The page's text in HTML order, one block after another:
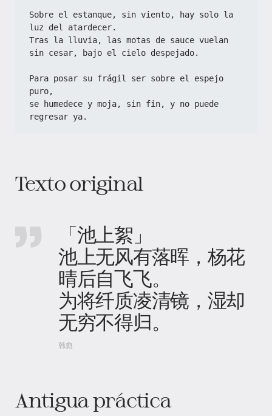
Sobre el estanque, sin viento, hay solo la
luz del atardecer.
Tras la lluvia, las motas de sauce vuelan
sin cesar, bajo el cielo despejado.
Para posar su frágil ser sobre el espejo
puro,
se humedece y moja, sin fin, y no puede
regresar ya.
Texto original
「池上絮」
池上无风有落晖，杨花
晴后自飞飞。
为将纤质凌清镜，湿却
无穷不得归。
韩愈
Antigua práctica